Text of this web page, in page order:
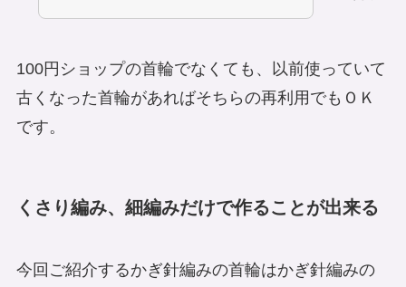
100円ショップの首輪でなくても、以前使っていて
古くなった首輪があればそちらの再利用でもＯＫ
です。
くさり編み、細編みだけで作ることが出来る
今回ご紹介するかぎ針編みの首輪はかぎ針編みの